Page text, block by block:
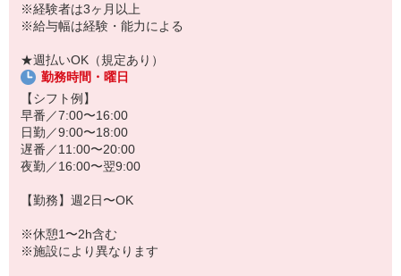
「すぐに働けるところはないかな…」
「しっかり稼げるアルバイトを探してる。」
※経験者は3ヶ月以上
※給与幅は経験・能力による
★週払いOK（規定あり）
勤務時間・曜日
【シフト例】
早番／7:00〜16:00
日勤／9:00〜18:00
遅番／11:00〜20:00
夜勤／16:00〜翌9:00
【勤務】週2日〜OK
※休憩1〜2h含む
※施設により異なります